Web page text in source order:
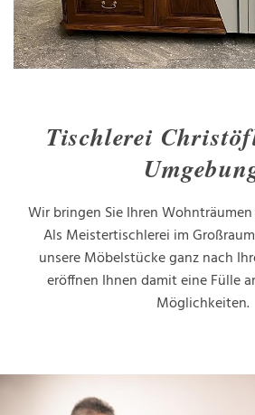
Tischlerei
Wir bringen Sie Ihren
Als Meistertischlerei im
unsere Möbelstücke ganz nach
eröffnen Ihnen damit eine Fülle
Möglichkeiten.